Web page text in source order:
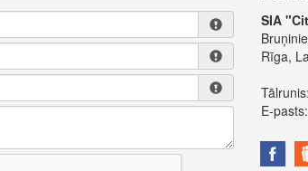
SIA
Rīga,
Tālrunis:
E-pasts: